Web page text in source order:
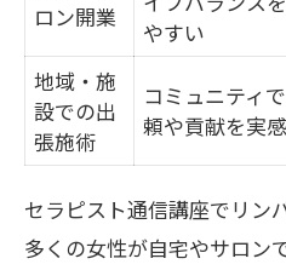
ロン開業
やすい
地域・施
設での出
張施術
コミュニティ
頼や貢献を実感
セラピスト通信講座でリン
多くの女性が自宅やサロン